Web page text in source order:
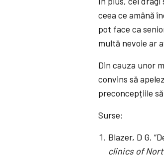
ceea ce amână
pot face ca
multă nevoie ar
Din cauza unor
convins să
preconcepțiile
Surse:
Blazer, D G.
clinics of